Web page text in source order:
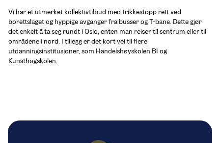
Vi har et utmerket kollektivtilbud med trikkestopp rett ved
borettslaget og hyppige avganger fra busser og T-bane. Dette gjør
det enkelt å ta seg rundt i Oslo, enten man reiser til sentrum eller til
områdene i nord. I tillegg er det kort vei til flere
utdanningsinstitusjoner, som Handelshøyskolen BI og
Kunsthøgskolen.